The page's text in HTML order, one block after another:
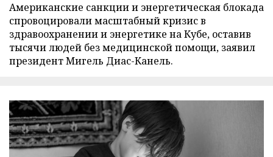
Американские санкции и энергетическая блокада
спровоцировали масштабный кризис в
здравоохранении и энергетике на Кубе, оставив
тысячи людей без медицинской помощи, заявил
президент Мигель Диас-Канель.